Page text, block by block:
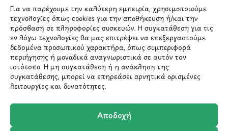
Για να παρέχουμε την καλύτερη εμπειρία, χρησιμοποιούμε
τεχνολογίες όπως cookies για την αποθήκευση ή/και την
πρόσβαση σε πληροφορίες συσκευών. Η συγκατάθεση για τις
εν λόγω τεχνολογίες θα μας επιτρέψει να επεξεργαστούμε
δεδομένα προσωπικού χαρακτήρα, όπως συμπεριφορά
περιήγησης ή μοναδικά αναγνωριστικά σε αυτόν τον
ιστότοπο. Η μη συγκατάθεση ή η ανάκληση της
συγκατάθεσης, μπορεί να επηρεάσει αρνητικά ορισμένες
λειτουργίες και δυνατότητες.
Αποδοχή
reCAPTCHA και ισχύουν η Πολιτική Απορρήτου
Όροι Παροχής Υπηρεσιώντης Google.
ΣΤΟΙΧΕΙΑ ΕΠΙΚΟΙΝΩΝΙΑΣ
Holargos Center (Ισόγειο)
Χολαργός 15561